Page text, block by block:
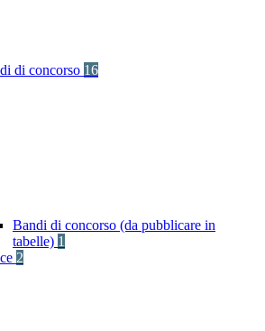
di concorso 16
Bandi di concorso (da pubblicare in
tabelle) 1
2